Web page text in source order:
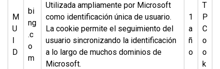
M
U
I
D
bi
ng
.c
o
m
Utilizada ampliamente por Microsoft
como identificación única de usuario.
La cookie permite el seguimiento del
usuario sincronizando la identificación
a lo largo de muchos dominios de
Microsoft.
1
a
ñ
o
T
P
C
o
o
k